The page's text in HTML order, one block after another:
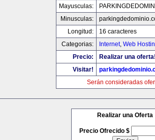
Mayusculas:
Minusculas:
Longitud:
16 caracteres
Categorias:
Internet, Web
Precio:
Realizar una
Visitar!
Serán consideradas
Realizar una Oferta
Precio Ofrecido $